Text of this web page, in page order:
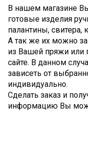
В нашем магазине
готовые изделия
палантины, свитера,
А так же их можно
из Вашей пряжи
сайте. В данном
зависеть от
индивидуально.
Сделать заказ и
информацию Вы